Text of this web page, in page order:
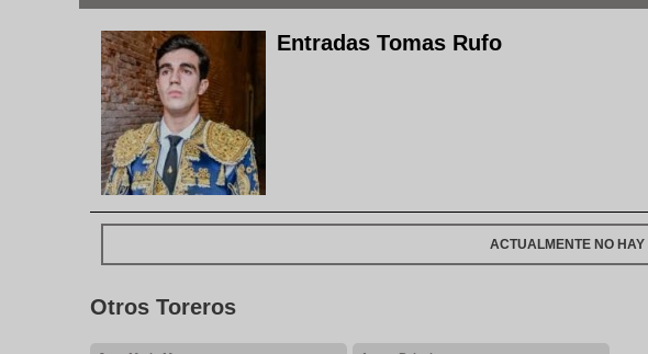
Entradas Tomas Rufo
ACTUALMENTE NO
Otros Toreros